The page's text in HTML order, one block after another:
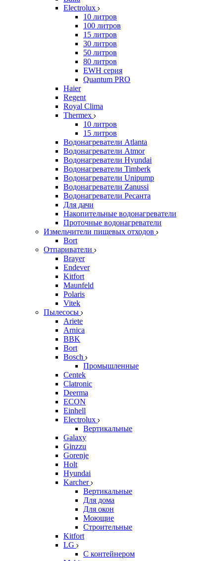
Electrolux
10 литров
100 литров
15 литров
30 литров
50 литров
80 литров
EWH серия
Quantum PRO
Haier
Regent
Royal Clima
Thermex
10 литров
15 литров
Водонагреватели Atlanta
Водонагреватели Atmor
Водонагреватели Hyundai
Водонагреватели Timberk
Водонагреватели Unipump
Водонагреватели Zanussi
Водонагреватели Ресанта
Для дачи
Накопительные водонагреватели
Проточные водонагреватели
Измельчители пищевых отходов
Bort
Отпариватели
Brayer
Endever
Kitfort
Maunfeld
Polaris
Vitek
Пылесосы
Ariete
Arnica
BBK
Bort
Bosch
Промышленные
Centek
Clatronic
Deerma
ECON
Einhell
Electrolux
Вертикальные
Galaxy
Ginzzu
Gorenje
Holt
Hyundai
Karcher
Вертикальные
Для дома
Для окон
Моющие
Строительные
Kitfort
LG
С контейнером